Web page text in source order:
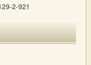
2-921